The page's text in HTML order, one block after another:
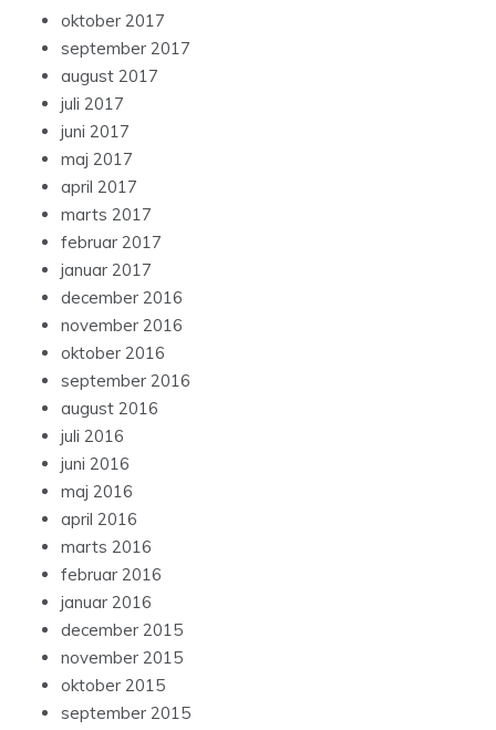
oktober 2017
september 2017
august 2017
juli 2017
juni 2017
maj 2017
april 2017
marts 2017
februar 2017
januar 2017
december 2016
november 2016
oktober 2016
september 2016
august 2016
juli 2016
juni 2016
maj 2016
april 2016
marts 2016
februar 2016
januar 2016
december 2015
november 2015
oktober 2015
september 2015